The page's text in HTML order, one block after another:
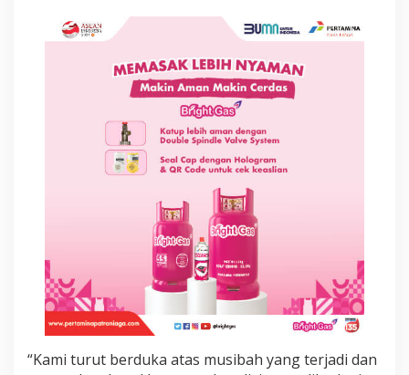
t
a
“Kami turut berduka atas musibah yang terjadi dan